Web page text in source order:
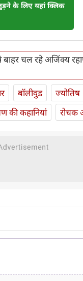
के लिए यहां क्लिक
बाहर चल रहे अजिंक्य
बॉलीवुड ज्योतिष
की कहानियां रोचक